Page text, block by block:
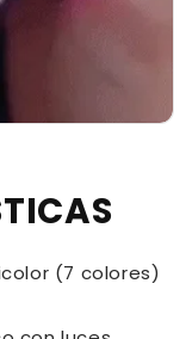
(7 colores)